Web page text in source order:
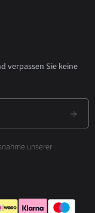
verpassen Sie keine
unserer